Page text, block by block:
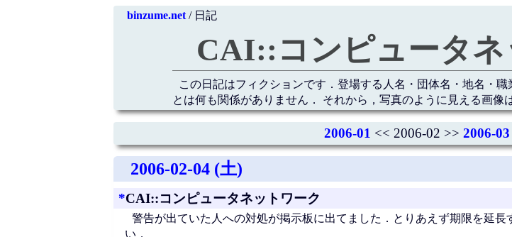
binzume.net/ 日記
CAI::コンピュータ
この日記はフィクションです．登場する人名・団体名・地名・
とは何も関係がありません． それから，写真のように見える画像
2006-01 << 2006-02 >> 2006-03
2006-02-04 (土)
*CAI::コンピュータネットワーク
警告が出ていた人への対処が掲示板に出てました．とりあえず期限を延長
い．